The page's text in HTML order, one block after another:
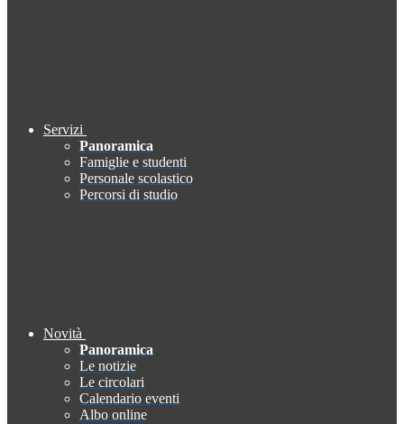
Servizi
Panoramica
Famiglie e studenti
Personale scolastico
Percorsi di studio
Novità
Panoramica
Le notizie
Le circolari
Calendario eventi
Albo online